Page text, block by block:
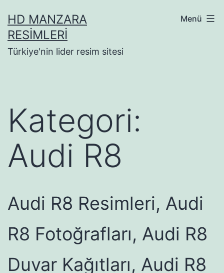
geçHD MANZARA
RESIMLERI
Türkiye'nin lider resim sitesi
Menü
Kategori:
Audi R8
Audi R8 Resimleri, Audi
R8 Fotoğrafları, Audi R8
Duvar Kağıtları, Audi R8